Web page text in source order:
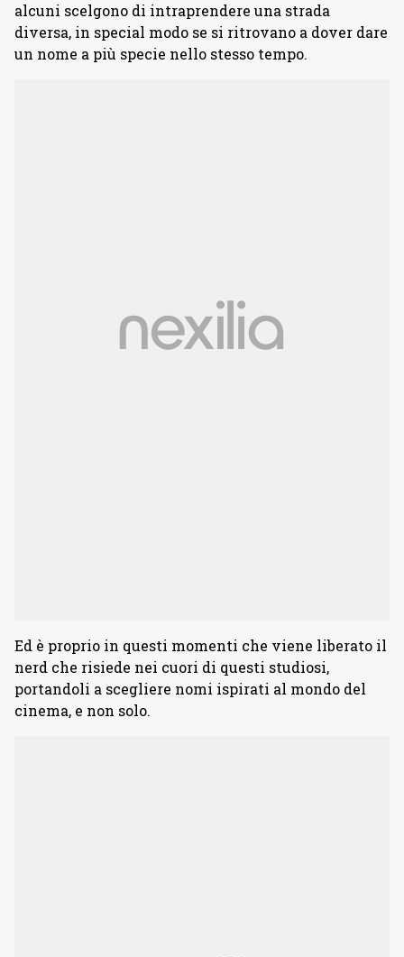
alcuni scelgono di intraprendere una strada
diversa, in special modo se si ritrovano a dover dare
un nome a più specie nello stesso tempo.
Ed è proprio in questi momenti che viene liberato il
nerd che risiede nei cuori di questi studiosi,
portandoli a scegliere nomi ispirati al mondo del
cinema, e non solo.